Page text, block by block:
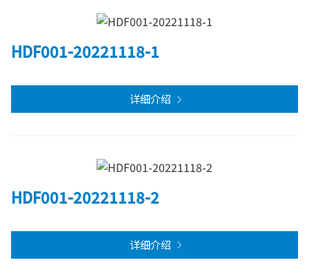
HDF001-20221118-1
详细介绍
HDF001-20221118-2
详细介绍